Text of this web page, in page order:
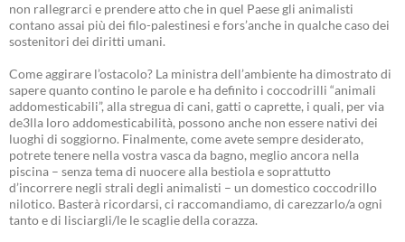
non rallegrarci e prendere atto che in quel Paese gli animalisti
contano assai più dei filo-palestinesi e fors’anche in qualche caso dei
sostenitori dei diritti umani.
Come aggirare l’ostacolo? La ministra dell’ambiente ha dimostrato di
sapere quanto contino le parole e ha definito i coccodrilli “animali
addomesticabili”, alla stregua di cani, gatti o caprette, i quali, per via
de3lla loro addomesticabilità, possono anche non essere nativi dei
luoghi di soggiorno. Finalmente, come avete sempre desiderato,
potrete tenere nella vostra vasca da bagno, meglio ancora nella
piscina – senza tema di nuocere alla bestiola e soprattutto
d’incorrere negli strali degli animalisti – un domestico coccodrillo
nilotico. Basterà ricordarsi, ci raccomandiamo, di carezzarlo/a ogni
tanto e di lisciargli/le le scaglie della corazza.